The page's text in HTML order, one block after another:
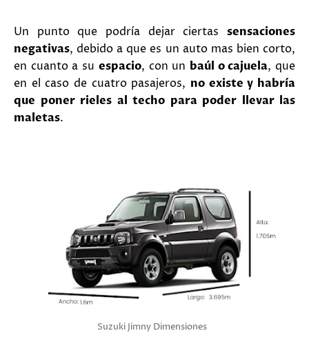
Un punto que podría dejar ciertas sensaciones
negativas, debido a que es un auto mas bien corto,
en cuanto a su espacio, con un baúl o cajuela, que
en el caso de cuatro pasajeros, no existe y habría
que poner rieles al techo para poder llevar las
maletas.
Suzuki Jimny Dimensiones